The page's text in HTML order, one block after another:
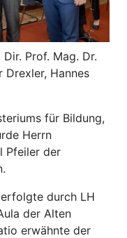
Prof. Mag. Dr.
Drexler, Hannes
für Bildung,
Herrn
Pfeiler der
durch LH
der Alten
erwähnte der